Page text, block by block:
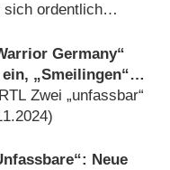
sich ordentlich
Germany“
„Smeilingen“-
Lachen
Zwei „unfassbar“
)
Neue